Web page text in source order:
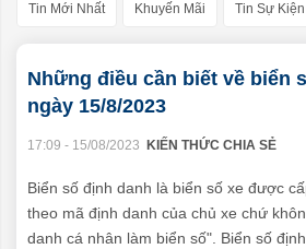
Tin Mới Nhất Khuyến Mãi Tin Sự Kiện
Những điều cần biết về biển
ngày 15/8/2023
17:09 - 15/08/2023 KIẾN THỨC CHIA SẺ
Biển số định danh là biển số xe được
theo mã định danh của chủ xe chứ
danh cá nhân làm biển số". Biển số